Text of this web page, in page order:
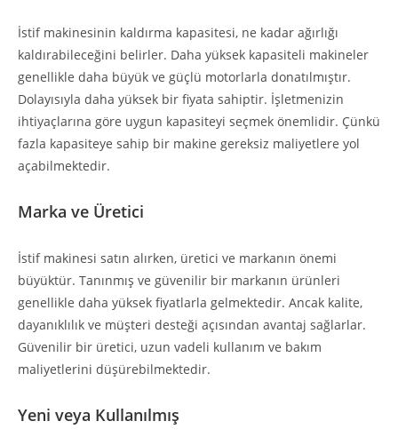
İstif makinesinin kaldırma kapasitesi, ne kadar ağırlığı
kaldırabileceğini belirler. Daha yüksek kapasiteli makineler
genellikle daha büyük ve güçlü motorlarla donatılmıştır.
Dolayısıyla daha yüksek bir fiyata sahiptir. İşletmenizin
ihtiyaçlarına göre uygun kapasiteyi seçmek önemlidir. Çünkü
fazla kapasiteye sahip bir makine gereksiz maliyetlere yol
açabilmektedir.
Marka ve Üretici
İstif makinesi satın alırken, üretici ve markanın önemi
büyüktür. Tanınmış ve güvenilir bir markanın ürünleri
genellikle daha yüksek fiyatlarla gelmektedir. Ancak kalite,
dayanıklılık ve müşteri desteği açısından avantaj sağlarlar.
Güvenilir bir üretici, uzun vadeli kullanım ve bakım
maliyetlerini düşürebilmektedir.
Yeni veya Kullanılmış